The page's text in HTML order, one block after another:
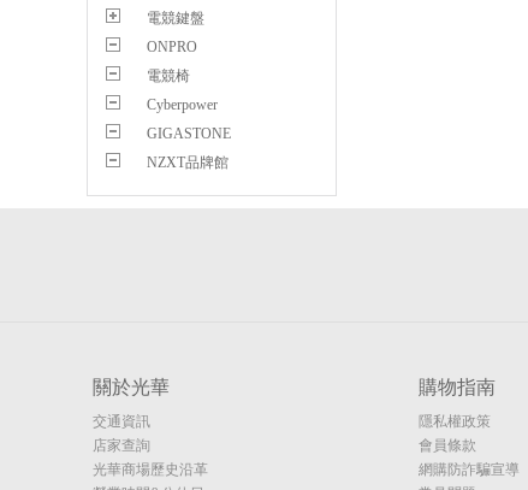
電競鍵盤
ONPRO
電競椅
Cyberpower
GIGASTONE
NZXT品牌館
關於光華
交通資訊
店家查詢
光華商場歷史沿革
購物指南
隱私權政策
會員條款
網購防詐騙宣導